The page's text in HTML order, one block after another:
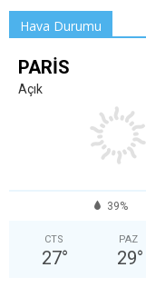
Hava Durumu
PARIS
Açık
39%
CTS
27°
PAZ
29°